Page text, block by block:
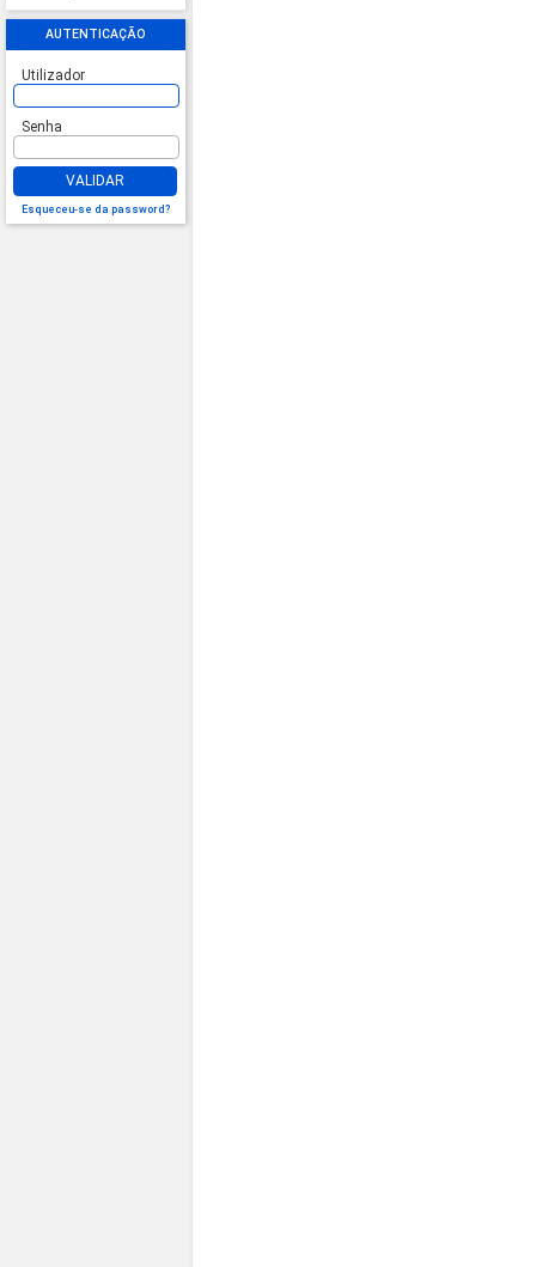
AUTENTICAÇÃO
Utilizador
Senha
VALIDAR
Esqueceu-se da password?